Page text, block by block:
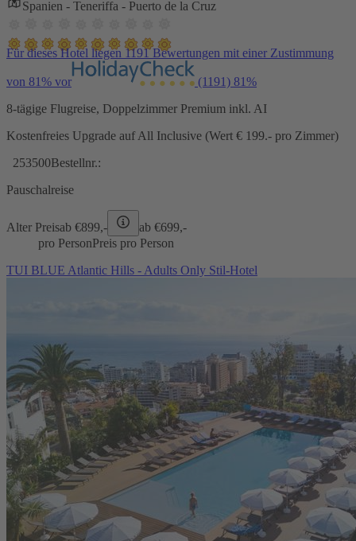
Spanien - Teneriffa - Puerto de la Cruz
Für dieses Hotel liegen 1191 Bewertungen mit einer Zustimmung
von 81% vor (1191) 81%
8-tägige Flugreise, Doppelzimmer Premium inkl. AI
Kostenfreies Upgrade auf All Inclusive (Wert € 199.- pro Zimmer)
253500Bestellnr.:
Pauschalreise
Alter Preisab €899,- ab €699,-
pro PersonPreis pro Person
TUI BLUE Atlantic Hills - Adults Only Stil-Hotel